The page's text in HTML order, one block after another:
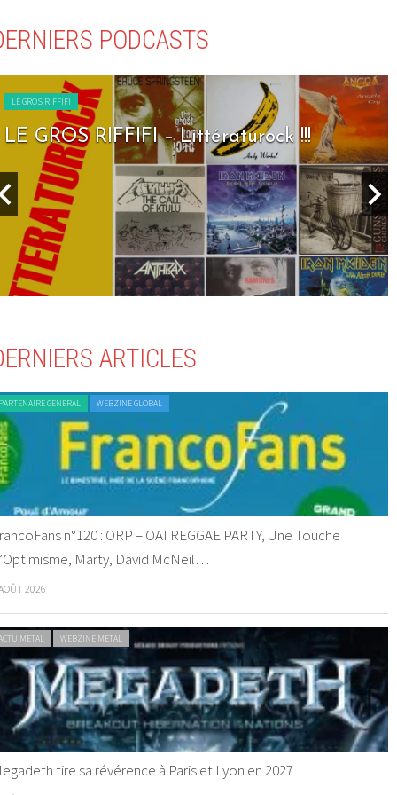
PODCASTS
LE GROS RIFFIFI
LE GROS RIFFIFI – Seven Days To Rock !!!
ARTICLES
GENERAL WEBZINE GLOBAL
n°120 : ORP – OAI REGGAE PARTY, Une Touche
Marty, David McNeil…
2026
METAL WEBZINE METAL
tire sa révérence à Paris et Lyon en 2027